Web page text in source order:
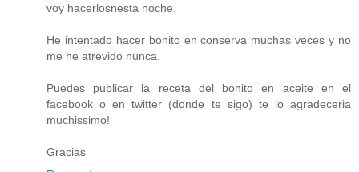
voy hacerlosnesta noche.
He intentado hacer bonito en conserva muchas veces y no
me he atrevido nunca.
Puedes publicar la receta del bonito en aceite en el
facebook o en twitter (donde te sigo) te lo agradeceria
muchissimo!
Gracias